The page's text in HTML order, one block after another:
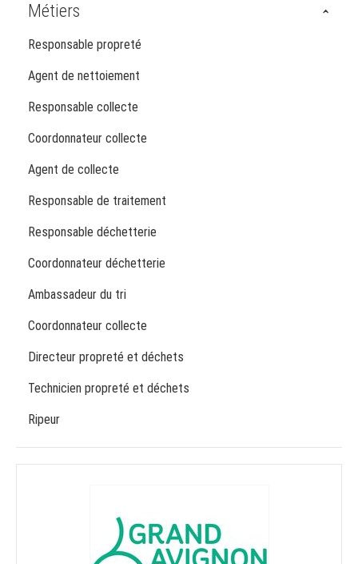
Métiers
Responsable propreté
Agent de nettoiement
Responsable collecte
Coordonnateur collecte
Agent de collecte
Responsable de traitement
Responsable déchetterie
Coordonnateur déchetterie
Ambassadeur du tri
Coordonnateur collecte
Directeur propreté et déchets
Technicien propreté et déchets
Ripeur